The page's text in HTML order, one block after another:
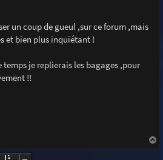
un coup de gueul ,sur ce forum ,mais
et bien plus inquiétant !
je replierais les bagages ,pour
!!
a